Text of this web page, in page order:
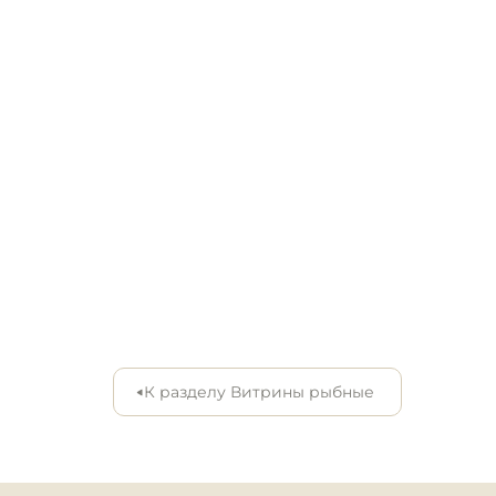
Упаковочное и
Весовое оборудование
К разделу Витрины рыбные